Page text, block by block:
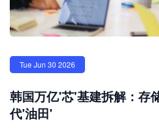
Tue Jun 30 2026
韩国万亿'芯'基建拆解：存
代'油田'